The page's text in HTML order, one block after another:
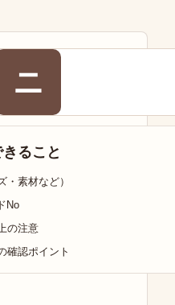
ニ
ること
・素材など）
No
の注意
確認ポイント